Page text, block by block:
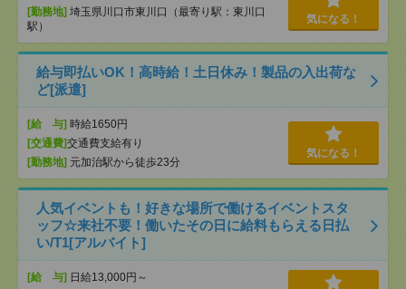
[勤務地] 埼玉県川口市東川口（最寄り駅：東川口
駅）
気になる！
給与即払いOK！高時給！土日休み！製品の入出荷な
ど[派遣]
[給 与] 時給1650円
[交通費]交通費支給有り
[勤務地] 元加治駅から徒歩23分
気になる！
人気イベントも！好きな場所で働けるイベントスタ
ッフ☆来社不要！働いたその日に給料もらえる日払
い/T1[アルバイト]
[給 与] 日給13,000円～